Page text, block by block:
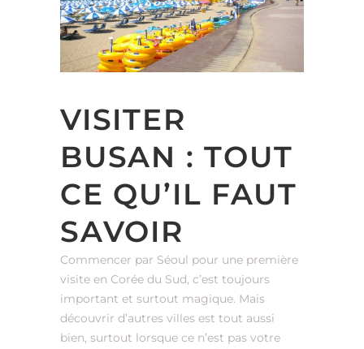
VISITER
BUSAN : TOUT
CE QU’IL FAUT
SAVOIR
Commencer par Séoul pour une première
visite en Corée du Sud, c’est toujours
important et surtout magique. Mais
découvrir d’autres villes est tout aussi
bien, surtout lorsque ce n’est pas votre